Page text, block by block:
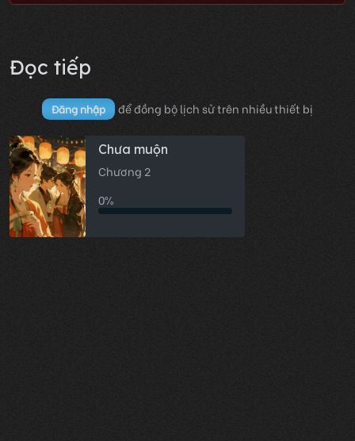
Đọc tiếp
Đăng nhập để đồng bộ lịch sử trên nhiều thiết bị
Chưa muộn
Chương 2
0%